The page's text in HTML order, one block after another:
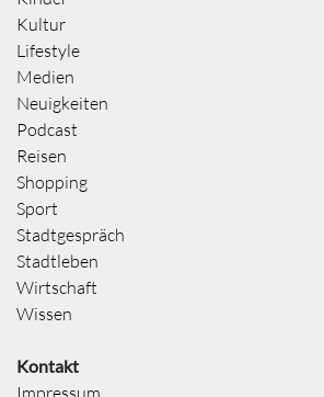
Kultur
Lifestyle
Medien
Neuigkeiten
Podcast
Reisen
Shopping
Sport
Stadtgespräch
Stadtleben
Wirtschaft
Wissen
Kontakt
Impressum